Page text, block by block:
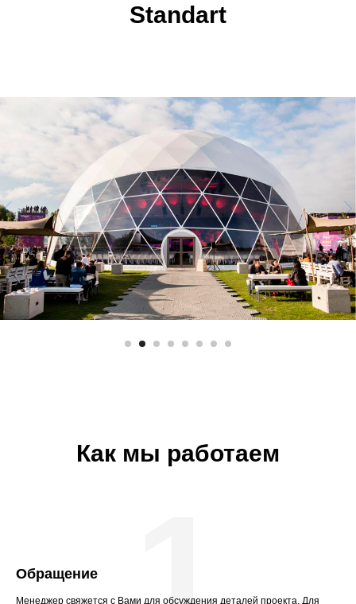
Standart
Как мы работаем
Обращение
Менеджер свяжется с Вами для обсуждения деталей проекта. Для